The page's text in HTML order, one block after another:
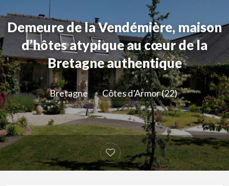
Demeure de la Vendémière, maison
d’hôtes atypique au cœur de la
Bretagne authentique
Bretagne Côtes d’Armor (22)